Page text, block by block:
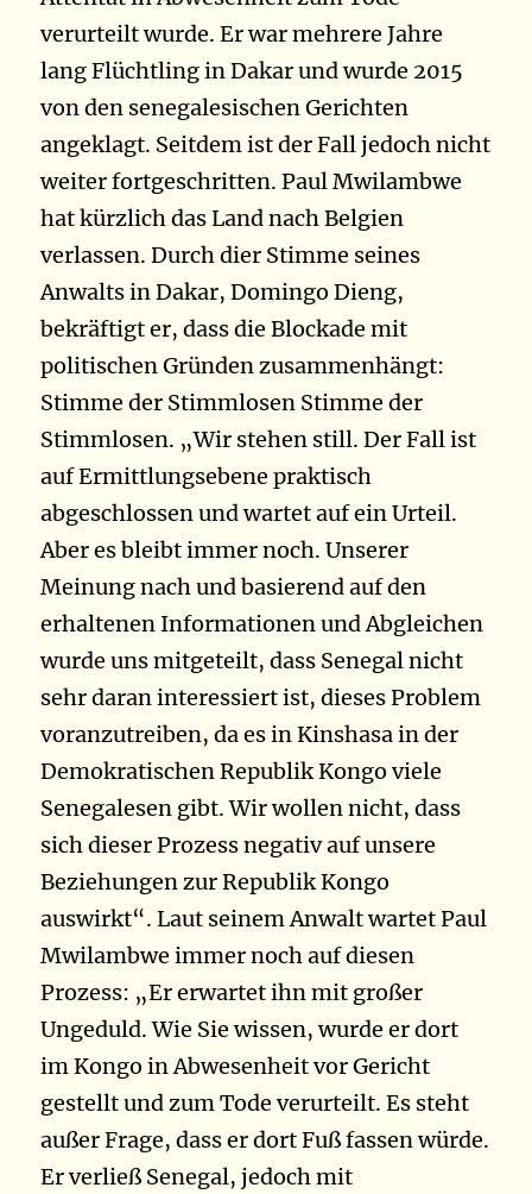
verurteilt wurde. Er war mehrere Jahre
lang Flüchtling in Dakar und wurde 2015
von den senegalesischen Gerichten
angeklagt. Seitdem ist der Fall jedoch nicht
weiter fortgeschritten. Paul Mwilambwe
hat kürzlich das Land nach Belgien
verlassen. Durch dier Stimme seines
Anwalts in Dakar, Domingo Dieng,
bekräftigt er, dass die Blockade mit
politischen Gründen zusammenhängt:
Stimme der Stimmlosen Stimme der
Stimmlosen. „Wir stehen still. Der Fall ist
auf Ermittlungsebene praktisch
abgeschlossen und wartet auf ein Urteil.
Aber es bleibt immer noch. Unserer
Meinung nach und basierend auf den
erhaltenen Informationen und Abgleichen
wurde uns mitgeteilt, dass Senegal nicht
sehr daran interessiert ist, dieses Problem
voranzutreiben, da es in Kinshasa in der
Demokratischen Republik Kongo viele
Senegalesen gibt. Wir wollen nicht, dass
sich dieser Prozess negativ auf unsere
Beziehungen zur Republik Kongo
auswirkt“. Laut seinem Anwalt wartet Paul
Mwilambwe immer noch auf diesen
Prozess: „Er erwartet ihn mit großer
Ungeduld. Wie Sie wissen, wurde er dort
im Kongo in Abwesenheit vor Gericht
gestellt und zum Tode verurteilt. Es steht
außer Frage, dass er dort Fuß fassen würde.
Er verließ Senegal, jedoch mit